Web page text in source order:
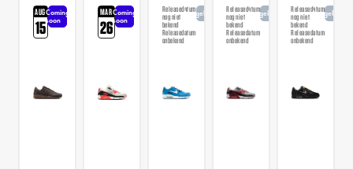
AUG
15
Coming
soon
MAR
26
Coming
soon
Releasedatum
nog niet
bekend
Releasedatum
onbekend
AangekondigdReleasedatum
nog niet
bekend
Releasedatum
onbekend
AangekondigdReleasedatum
nog niet
bekend
Releasedatum
onbekend